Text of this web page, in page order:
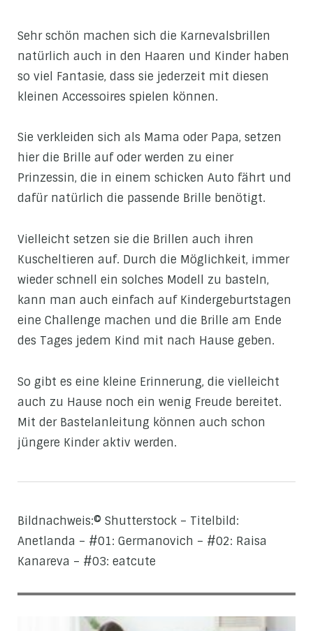
Sehr schön machen sich die Karnevalsbrillen
natürlich auch in den Haaren und Kinder haben
so viel Fantasie, dass sie jederzeit mit diesen
kleinen Accessoires spielen können.
Sie verkleiden sich als Mama oder Papa, setzen
hier die Brille auf oder werden zu einer
Prinzessin, die in einem schicken Auto fährt und
dafür natürlich die passende Brille benötigt.
Vielleicht setzen sie die Brillen auch ihren
Kuscheltieren auf. Durch die Möglichkeit, immer
wieder schnell ein solches Modell zu basteln,
kann man auch einfach auf Kindergeburtstagen
eine Challenge machen und die Brille am Ende
des Tages jedem Kind mit nach Hause geben.
So gibt es eine kleine Erinnerung, die vielleicht
auch zu Hause noch ein wenig Freude bereitet.
Mit der Bastelanleitung können auch schon
jüngere Kinder aktiv werden.
Bildnachweis:© Shutterstock – Titelbild:
Anetlanda – #01: Germanovich – #02: Raisa
Kanareva – #03: eatcute